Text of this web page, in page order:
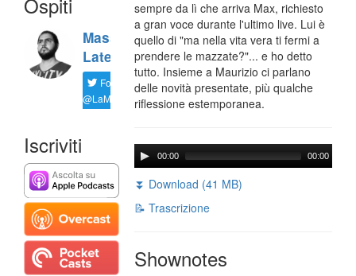
Massimiliano
Latella
Follow
@LaMaxImages
Iscriviti
sempre da lì che arriva Max, richiesto
a gran voce durante l'ultimo live. Lui è
quello di "ma nella vita vera ti fermi a
prendere le mazzate?"... e ho detto
tutto. Insieme a Maurizio ci parlano
delle novità presentate, più qualche
riflessione estemporanea.
00:00 00:00
⏬ Download (41 MB)
📝 Trascrizione
Shownotes